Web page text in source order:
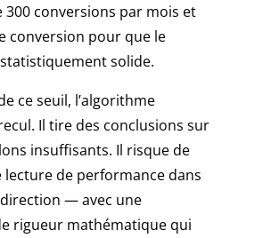
300 conversions par mois et
conversion pour que le
solide.
ce seuil, l’algorithme
Il tire des conclusions sur
insuffisants. Il risque de
lecture de performance dans
— avec une
rigueur mathématique qui